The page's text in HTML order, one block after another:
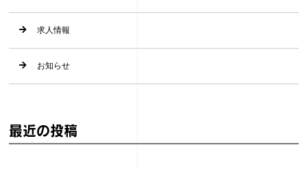
求人情報
お知らせ
最近の投稿